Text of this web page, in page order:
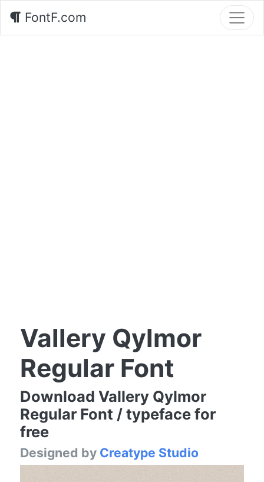
FontF.com
Vallery Qylmor
Regular Font
Download Vallery Qylmor
Regular Font / typeface for
free
Designed by Creatype Studio